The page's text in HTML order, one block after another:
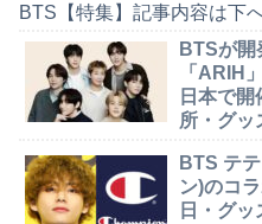
BTS【特集】記事内容は下
BTSが開
「ARIH
日本で
所・グッ
BTS テ
ン)のコ
日・グッ